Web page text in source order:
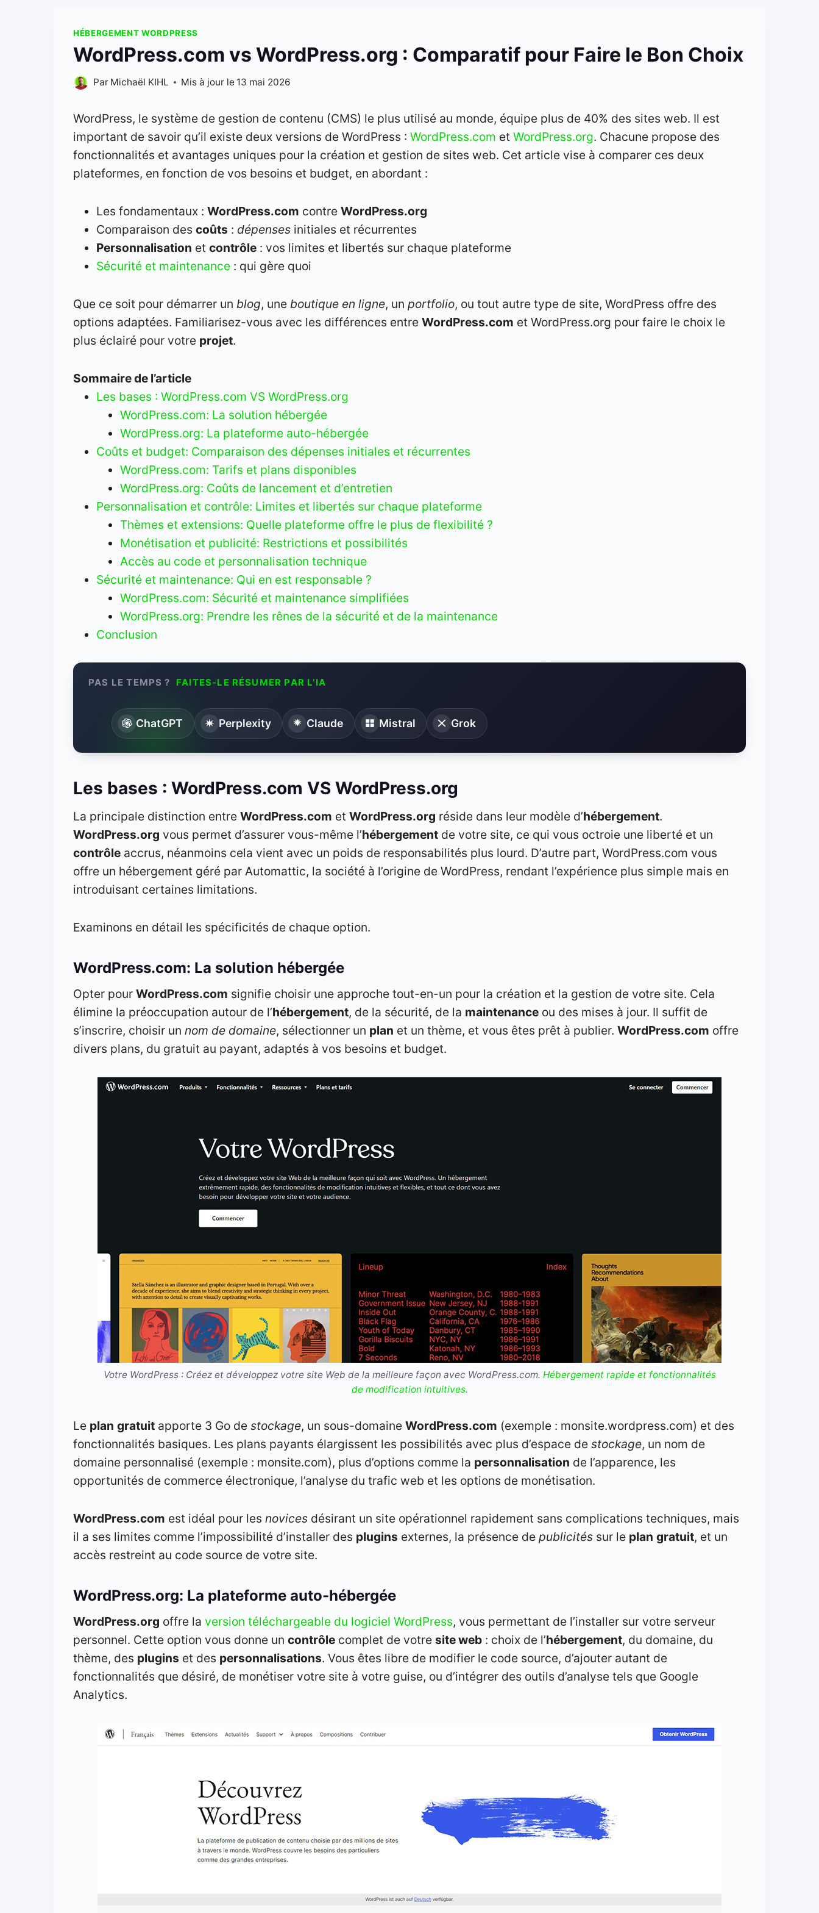
HÉBERGEMENT WORDPRESS
WordPress.com vs WordPress.org : Comparatif pour Faire le Bon Choix
Par Michaël KIHL Mis à jour le 13 mai 2026
WordPress, le système de gestion de contenu (CMS) le plus utilisé au monde, équipe plus de 40% des sites web. Il est
important de savoir qu’il existe deux versions de WordPress : WordPress.com et WordPress.org. Chacune propose des
fonctionnalités et avantages uniques pour la création et gestion de sites web. Cet article vise à comparer ces deux
plateformes, en fonction de vos besoins et budget, en abordant :
Les fondamentaux :WordPress.com contreWordPress.org
Comparaison descoûts : dépenses initiales et récurrentes
Personnalisation etcontrôle : vos limites et libertés sur chaque plateforme
Sécurité et maintenance : qui gère quoi
Que ce soit pour démarrer un blog, une boutique en ligne, un portfolio, ou tout autre type de site, WordPress offre des
options adaptées. Familiarisez-vous avec les différences entre WordPress.com et WordPress.org pour faire le choix le
plus éclairé pour votre projet.
Sommaire de l’article
Les bases : WordPress.com VS WordPress.org
WordPress.com: La solution hébergée
WordPress.org: La plateforme auto-hébergée
Coûts et budget: Comparaison des dépenses initiales et récurrentes
WordPress.com: Tarifs et plans disponibles
WordPress.org: Coûts de lancement et d’entretien
Personnalisation et contrôle: Limites et libertés sur chaque plateforme
Thèmes et extensions: Quelle plateforme offre le plus de flexibilité ?
Monétisation et publicité: Restrictions et possibilités
Accès au code et personnalisation technique
Sécurité et maintenance: Qui en est responsable ?
WordPress.com: Sécurité et maintenance simplifiées
WordPress.org: Prendre les rênes de la sécurité et de la maintenance
Conclusion
PAS LE TEMPS ? FAITES-LE RÉSUMER PAR L’IA
ChatGPT Perplexity Claude Mistral Grok
Les bases : WordPress.com VS WordPress.org
La principale distinction entre WordPress.com et WordPress.org réside dans leur modèle d’hébergement.
WordPress.org vous permet d’assurer vous-même l’hébergement de votre site, ce qui vous octroie une liberté et un
contrôle accrus, néanmoins cela vient avec un poids de responsabilités plus lourd. D’autre part, WordPress.com vous
offre un hébergement géré par Automattic, la société à l’origine de WordPress, rendant l’expérience plus simple mais en
introduisant certaines limitations.
Examinons en détail les spécificités de chaque option.
WordPress.com: La solution hébergée
Opter pour WordPress.com signifie choisir une approche tout-en-un pour la création et la gestion de votre site. Cela
élimine la préoccupation autour de l’hébergement, de la sécurité, de la maintenance ou des mises à jour. Il suffit de
s’inscrire, choisir un nom de domaine, sélectionner un plan et un thème, et vous êtes prêt à publier. WordPress.com offre
divers plans, du gratuit au payant, adaptés à vos besoins et budget.
Votre WordPress : Créez et développez votre site Web de la meilleure façon avec WordPress.com. Hébergement rapide et fonctionnalités
de modification intuitives.
Le plan gratuit apporte 3 Go de stockage, un sous-domaine WordPress.com (exemple : monsite.wordpress.com) et des
fonctionnalités basiques. Les plans payants élargissent les possibilités avec plus d’espace de stockage, un nom de
domaine personnalisé (exemple : monsite.com), plus d’options comme la personnalisation de l’apparence, les
opportunités de commerce électronique, l’analyse du trafic web et les options de monétisation.
WordPress.com est idéal pour les novices désirant un site opérationnel rapidement sans complications techniques, mais
il a ses limites comme l’impossibilité d’installer des plugins externes, la présence de publicités sur le plan gratuit, et un
accès restreint au code source de votre site.
WordPress.org: La plateforme auto-hébergée
WordPress.org offre la version téléchargeable du logiciel WordPress, vous permettant de l’installer sur votre serveur
personnel. Cette option vous donne un contrôle complet de votre site web : choix de l’hébergement, du domaine, du
thème, des plugins et des personnalisations. Vous êtes libre de modifier le code source, d’ajouter autant de
fonctionnalités que désiré, de monétiser votre site à votre guise, ou d’intégrer des outils d’analyse tels que Google
Analytics.